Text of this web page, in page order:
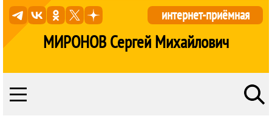
МИРОНОВ Сергей Михайлович
интернет-приёмная